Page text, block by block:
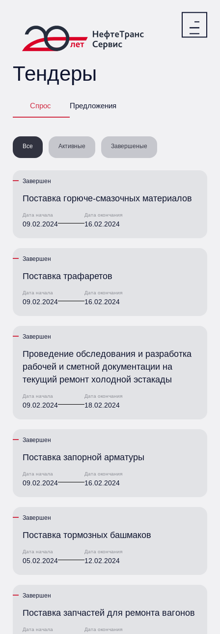
Тендеры
Спрос Предложения
Все Активные Завершеные
Завершен
Поставка горюче-смазочных материалов
Дата начала
09.02.2024
Дата окончания
16.02.2024
Завершен
Поставка трафаретов
Дата начала
09.02.2024
Дата окончания
16.02.2024
Завершен
Проведение обследования и разработка
рабочей и сметной документации на
текущий ремонт холодной эстакады
Дата начала
09.02.2024
Дата окончания
18.02.2024
Завершен
Поставка запорной арматуры
Дата начала
09.02.2024
Дата окончания
16.02.2024
Завершен
Поставка тормозных башмаков
Дата начала
05.02.2024
Дата окончания
12.02.2024
Завершен
Поставка запчастей для ремонта вагонов
Дата начала Дата окончания